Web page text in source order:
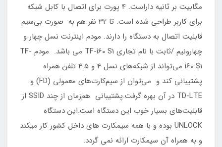
مگابیت بر ثانیه داراست. 4 پورت برای اتصال با کابل شبکه
برای کاربر طراحی شده است. تا 32 نفر هم به صورت بی‌سیم
قابلیت اتصال به دستگاه را دارند. مودم اینترنت نسل چهار و
چهارونیم /ثابت با نام تجاری TF-i60 S1 می باشد. مودم TF-
i60 S1 می‌تواند از شبکه‌های نسل 4 و 4.5 تلفن همراه
پشتیبانی کند و می‌توان از سیم‌کارت‌های معمولی (FD) و
TD-LTE در آن بهره گرفت.پشتیبانی هم‌زمان از چند SSID از
قابلیت‌های بسیار خوب این دستگاه است.این دستگاه
UNLOCK بوده و با همه سیمکارت های داخل کشور کار میکند
و به همراه آن سیمکارت ارائه نمی گردد.